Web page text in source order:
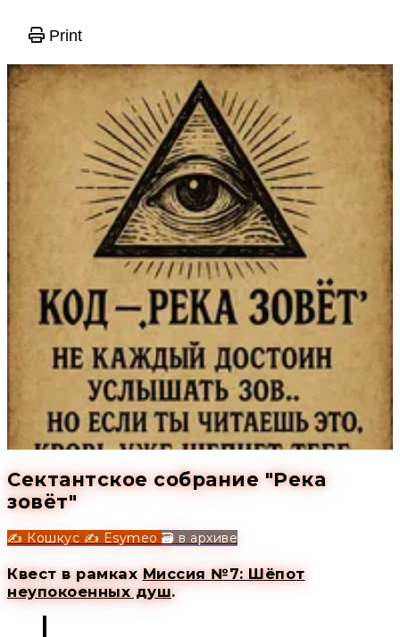
Print
Сектантское собрание "Река
зовёт"
✍️ Кошкус ✍️ Esymeo 🗃️ в архиве
Квест в рамках Миссия №7: Шёпот
неупокоенных душ.